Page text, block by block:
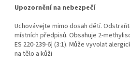
Upozornění na nebezpečí
Uchovávejte mimo dosah dětí.
místních předpisů. Obsahuje 2-
ES 220-239-6] (3:1). Může vyvolat
na tělo a kůži